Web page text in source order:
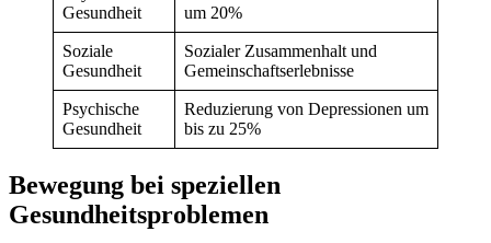
Gesundheit
um 20%
Soziale
Gesundheit
Sozialer Zusammenhalt und
Gemeinschaftserlebnisse
Psychische
Gesundheit
Reduzierung von Depressionen um
bis zu 25%
Bewegung bei speziellen
Gesundheitsproblemen